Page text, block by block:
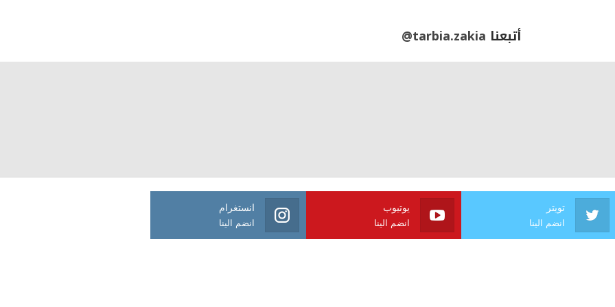
أتبعنا @tarbia.zakia
تويتر
انضم الينا
يوتيوب
انضم الينا
انستغرام
انضم الينا